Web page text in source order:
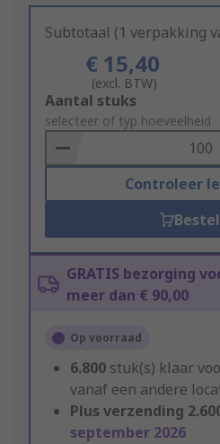
Subtotaal (1 verpakking
€ 15,40
(excl. BTW)
Add
to
Basket
Aantal stuks
selecteer of typ hoeveelheid
Controleer
GRATIS bezorging
meer dan € 90,00
Op voorraad
6.800 stuk(s) klaar
vanaf een andere
Plus verzending
september 2026